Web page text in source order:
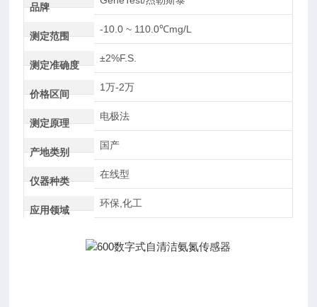
品牌
测定范围
-10.0 ~ 110.0℃mg/L
测定准确度
±2%F.S.
价格区间
1万-2万
测定原理
电极法
产地类别
国产
仪器种类
在线型
应用领域
环保,化工